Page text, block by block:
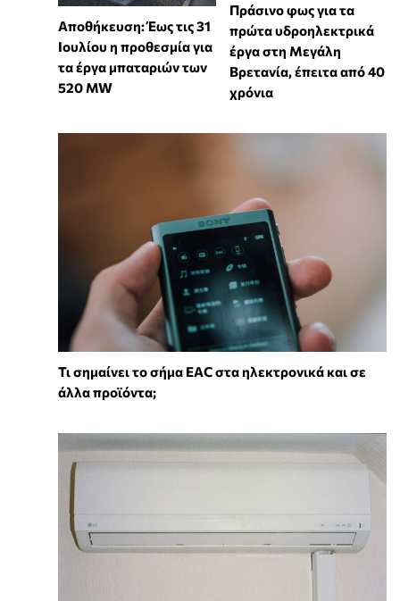
Αποθήκευση: Έως τις 31
Ιουλίου η προθεσμία για
τα έργα μπαταριών των
520 MW
Πράσινο φως για τα
πρώτα υδροηλεκτρικά
έργα στη Μεγάλη
Βρετανία, έπειτα από 40
χρόνια
Τι σημαίνει το σήμα EAC στα ηλεκτρονικά και σε
άλλα προϊόντα;